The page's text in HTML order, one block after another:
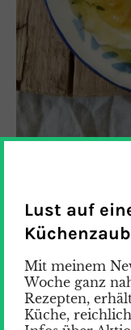
WELCHEN
CHEKIDEH ?
Für Mast-e
abgetropften
Lust auf
Mit meinem
Woche ganz
Rezepten,
Küche,